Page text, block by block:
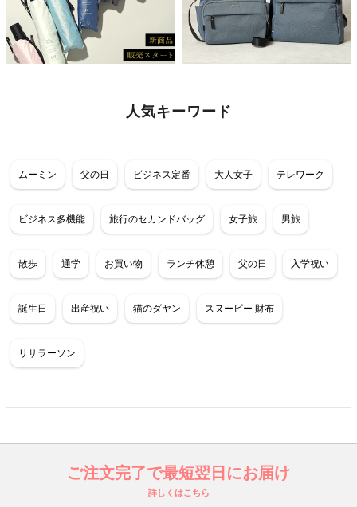
人気キーワード
ムーミン 父の日 ビジネス定番 大人女子 テレワーク
ビジネス多機能 旅行のセカンドバッグ 女子旅 男旅
散歩 通学 お買い物 ランチ休憩 父の日 入学祝い
誕生日 出産祝い 猫のダヤン スヌーピー 財布
リサラーソン
ご注文完了で最短翌日にお届け
詳しくはこちら